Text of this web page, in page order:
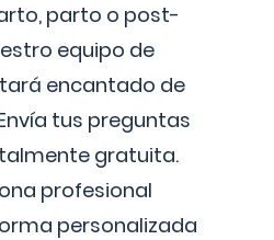
parto o post-
equipo de
encantado de
tus preguntas
gratuita.
profesional
personalizada